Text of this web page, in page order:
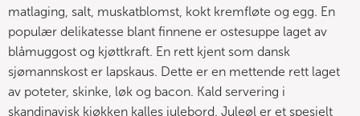
matlaging, salt, muskatblomst, kokt kremfløte og egg. En
populær delikatesse blant finnene er ostesuppe laget av
blåmuggost og kjøttkraft. En rett kjent som dansk
sjømannskost er lapskaus. Dette er en mettende rett laget
av poteter, skinke, løk og bacon. Kald servering i
skandinavisk kjøkken kalles julebord. Juleøl er et spesielt